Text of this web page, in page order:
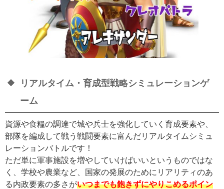
リアルタイム・育成型戦略シミュレーションゲ
ーム
資源や食糧の調達で城や兵士を強化していく育成要素や、
部隊を編成して戦う戦闘要素に富んだリアルタイムシミュ
レーションバトルです！
ただ単に軍事施設を増やしていけばいいというものではな
く、学校や農業など、国家の発展のためにリアリティのあ
る内政要素の多さがいつまでも飽きずにやりこめるポイン